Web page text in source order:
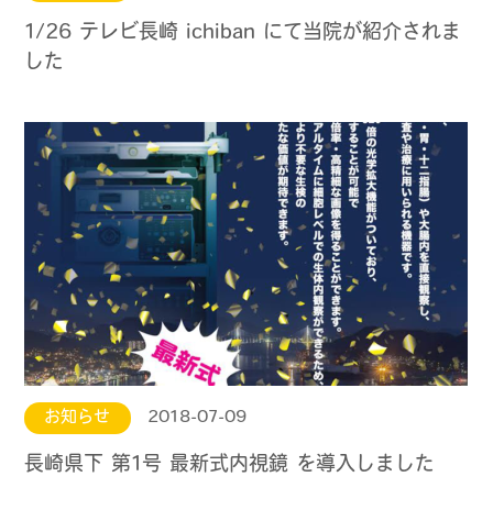
1/26 テレビ長崎 ichiban にて当院が紹介されま
した
お知らせ 2018-07-09
長崎県下 第1号 最新式内視鏡 を導入しました